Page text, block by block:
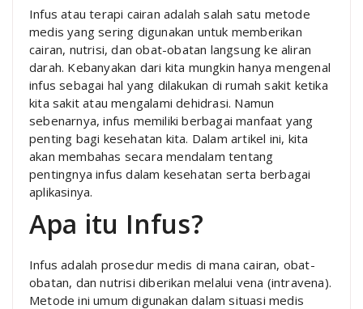
Infus atau terapi cairan adalah salah satu metode
medis yang sering digunakan untuk memberikan
cairan, nutrisi, dan obat-obatan langsung ke aliran
darah. Kebanyakan dari kita mungkin hanya mengenal
infus sebagai hal yang dilakukan di rumah sakit ketika
kita sakit atau mengalami dehidrasi. Namun
sebenarnya, infus memiliki berbagai manfaat yang
penting bagi kesehatan kita. Dalam artikel ini, kita
akan membahas secara mendalam tentang
pentingnya infus dalam kesehatan serta berbagai
aplikasinya.
Apa itu Infus?
Infus adalah prosedur medis di mana cairan, obat-
obatan, dan nutrisi diberikan melalui vena (intravena).
Metode ini umum digunakan dalam situasi medis